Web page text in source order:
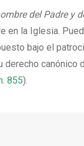
del Padre y
en la Iglesia.
bajo el
derecho canónico
855).